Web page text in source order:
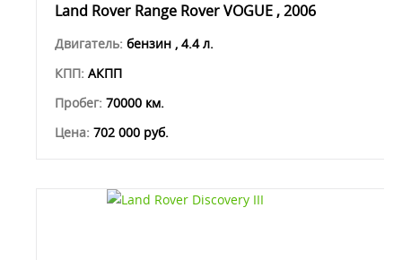
Land Rover Range Rover VOGUE , 2006
Двигатель: бензин , 4.4 л.
КПП: АКПП
Пробег: 70000 км.
Цена: 702 000 руб.